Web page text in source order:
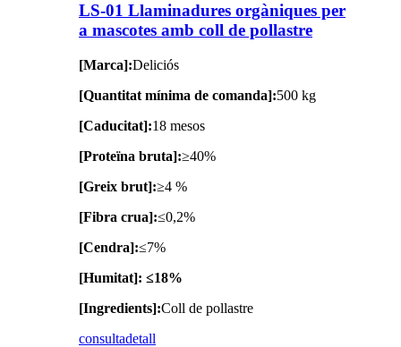
LS-01 Llaminadures orgàniques per
a mascotes amb coll de pollastre
[Marca]:Deliciós
[Quantitat mínima de comanda]:500 kg
[Caducitat]:18 mesos
[Proteïna bruta]:≥40%
[Greix brut]:≥4 %
[Fibra crua]:≤0,2%
[Cendra]:≤7%
[Humitat]: ≤18%
[Ingredients]:Coll de pollastre
consultadetall